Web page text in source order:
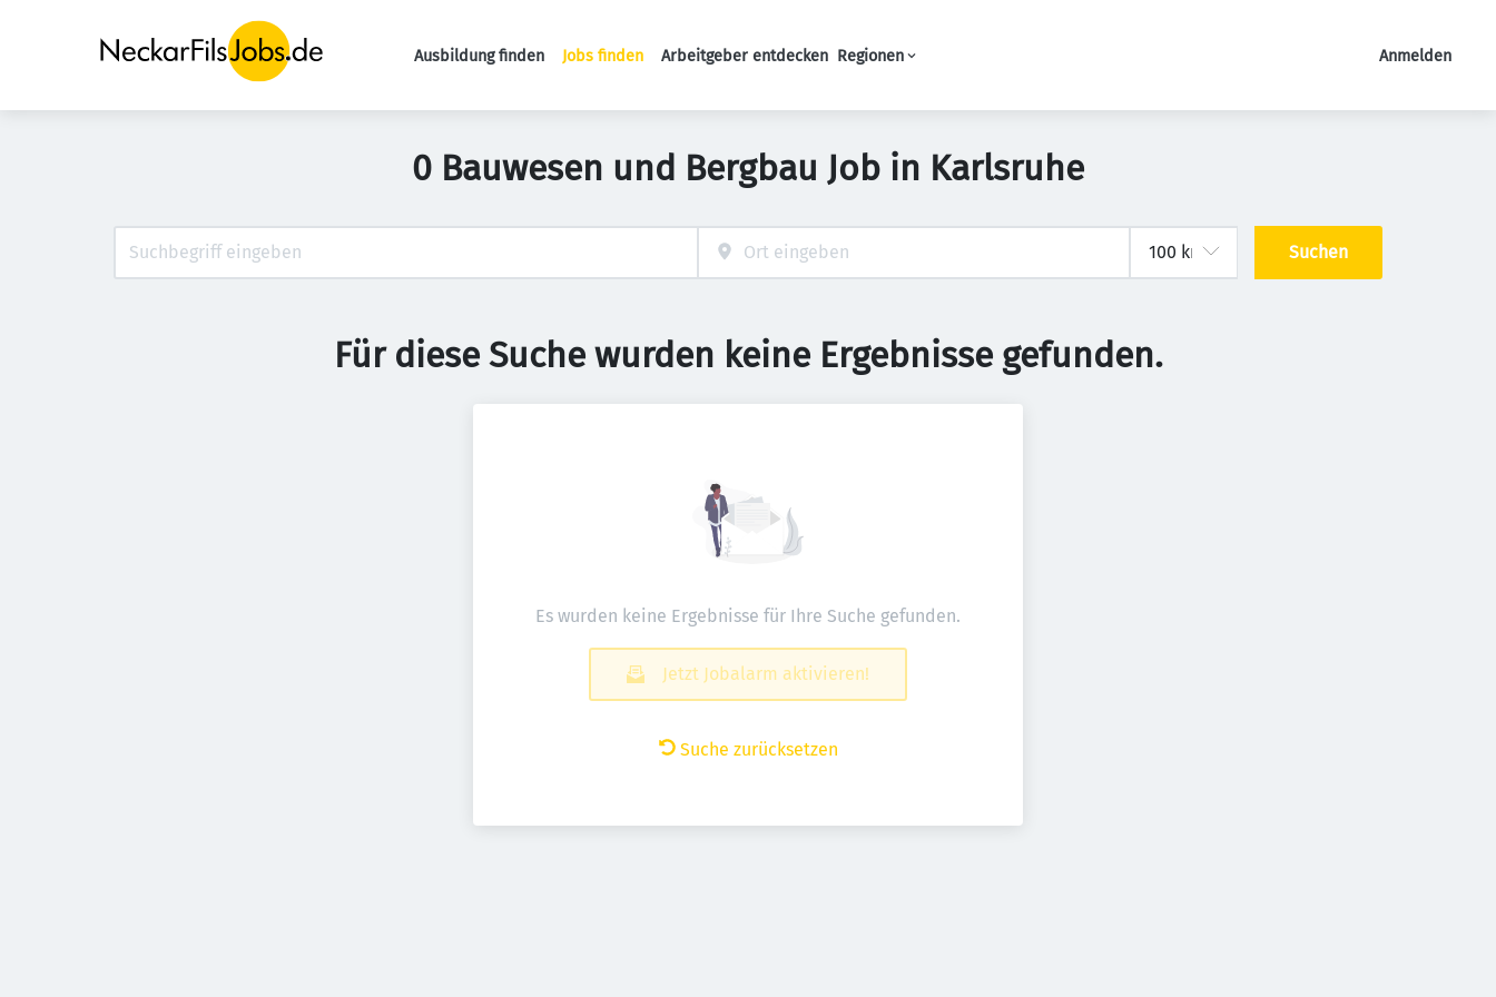
Haupt-Navigation
Ausbildung finden Jobs finden Arbeitgeber entdecken Regionen Anmelden
0 Bauwesen und Bergbau Job in Karlsruhe
Suchen
Für diese Suche wurden keine Ergebnisse gefunden.
Es wurden keine Ergebnisse für Ihre Suche gefunden.
Jetzt Jobalarm aktivieren!
Suche zurücksetzen